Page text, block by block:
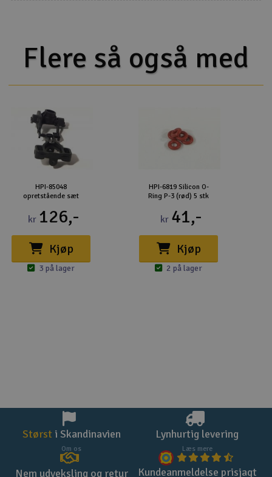
Flere så også med
HPI-85048
opretstående sæt
kr 126,-
Kjøp
3 på lager
HPI-6819 Silicon O-
Ring P-3 (rød) 5 stk
kr 41,-
Kjøp
2 på lager
Størst i Skandinavien
Om os
Lynhurtig levering
Læs mere
Nem udveksling og retur Kundeanmeldelse prisjagt